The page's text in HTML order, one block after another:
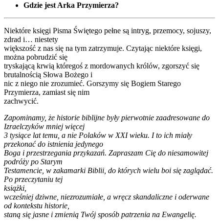
Gdzie jest Arka Przymierza?
Niektóre księgi Pisma Świętego pełne są intryg, przemocy, sojuszy,
zdrad i… niestety
większość z nas się na tym zatrzymuje. Czytając niektóre księgi,
można pobrudzić się
tryskającą krwią któregoś z mordowanych królów, zgorszyć się
brutalnością Słowa Bożego i
nic z niego nie zrozumieć. Gorszymy się Bogiem Starego
Przymierza, zamiast się nim
zachwycić.
Zapominamy, że historie biblijne były pierwotnie zaadresowane do
Izraelczyków mniej więcej
3 tysiące lat temu, a nie Polaków w XXI wieku. I to ich miały
przekonać do istnienia jedynego
Boga i przestrzegania przykazań. Zapraszam Cię do niesamowitej
podróży po Starym
Testamencie, w zakamarki Biblii, do których wielu boi się zaglądać.
Po przeczytaniu tej
książki,
wcześniej dziwne, niezrozumiałe, a wręcz skandaliczne i oderwane
od kontekstu historie,
staną się jasne i zmienią Twój sposób patrzenia na Ewangelię.